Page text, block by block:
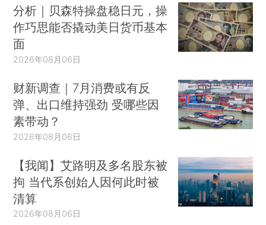
分析｜贝森特操盘稳日元，操
作巧思能否撬动美日货币基本
面
2026年08月06日
财新调查｜7月消费或有反
弹、出口维持强劲 受哪些因
素带动？
2026年08月06日
【我闻】艾路明及多名股东被
拘 当代系创始人因何此时被
清算
2026年08月06日